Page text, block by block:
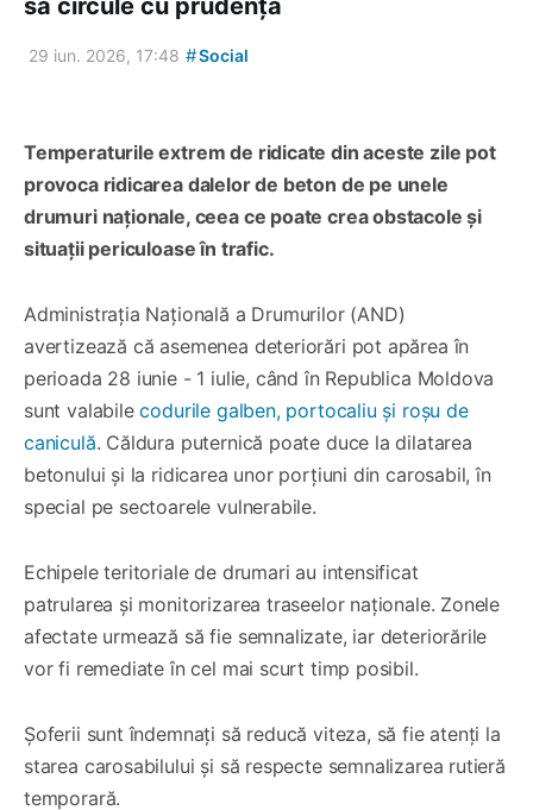
să circule cu prudență
29 iun. 2026, 17:48 #Social
Temperaturile extrem de ridicate din aceste zile pot
provoca ridicarea dalelor de beton de pe unele
drumuri naționale, ceea ce poate crea obstacole și
situații periculoase în trafic.
Administrația Națională a Drumurilor (AND)
avertizează că asemenea deteriorări pot apărea în
perioada 28 iunie - 1 iulie, când în Republica Moldova
sunt valabilecodurile galben, portocaliu și roșu de
caniculă. Căldura puternică poate duce la dilatarea
betonului și la ridicarea unor porțiuni din carosabil, în
special pe sectoarele vulnerabile.
Echipele teritoriale de drumari au intensificat
patrularea și monitorizarea traseelor naționale. Zonele
afectate urmează să fie semnalizate, iar deteriorările
vor fi remediate în cel mai scurt timp posibil.
Șoferii sunt îndemnați să reducă viteza, să fie atenți la
starea carosabilului și să respecte semnalizarea rutieră
temporară.